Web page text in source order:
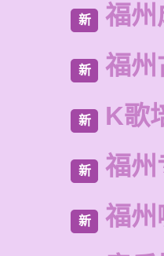
新 福州
新 福州
新 K歌
新 福州
新 福州